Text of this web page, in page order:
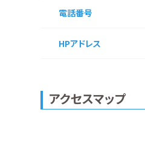
電話番号
HPアドレス
アクセスマップ